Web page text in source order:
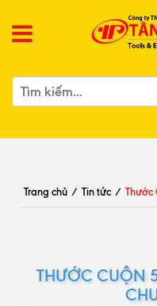
Trang chủ / Tin tức / Thước
THƯỚC CUỘN